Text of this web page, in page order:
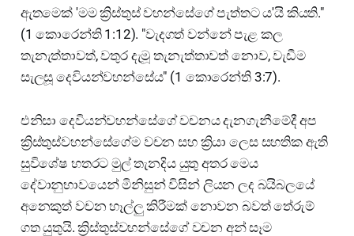
ඇතමෙක් 'මම ක්‍රිස්තුස් වහන්සේගේ පැත්තට ය'යි කියති."
(1 කොරෙන්ති 1:12). "වැදගත් වන්නේ පැළ කල
තැනැත්තාවත්, වතුර දැමූ තැනැත්තාවත් නොව, වැඩීම
සැලසූ දෙවියන්වහන්සේය" (1 කොරෙන්ති 3:7).
එනිසා දෙවියන්වහන්සේගේ වචනය දැනගැනීමේදී අප
ක්‍රිස්තුස්වහන්සේගේම වචන සහ ක්‍රියා ලෙස සහතික ඇති
සුවිශේෂ හතරට මුල් තැනදිය යුතු අතර මෙය
දේවානුභාවයෙන් මිනිසුන් විසින් ලියන ලද බයිබලයේ
අනෙකුත් වචන හෑල්ලු කිරීමක් නොවන බවත් තේරුම්
ගත යුතුයි. ක්‍රිස්තුස්වහන්සේගේ වචන අන් සෑම